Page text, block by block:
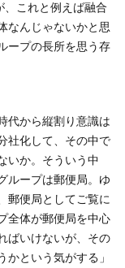
これと例えば融合
なんじゃないかと思
ープの長所を思う存
代から縦割り意識は
社化して、その中で
いか。そういう中
ループは郵便局。ゆ
郵便局としてご覧に
全体が郵便局を中心
ばいけないが、その
という気がする」